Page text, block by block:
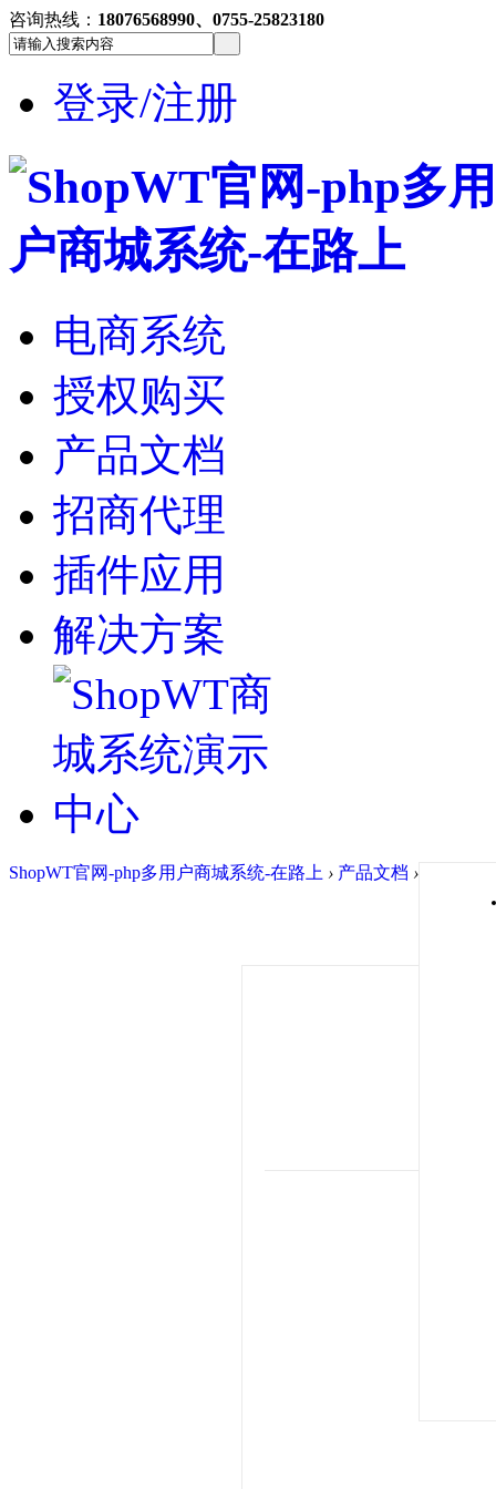
咨询热线： 18076568990、0755-25823180
登录/注册
电商系统
授权购买
产品文档
招商代理
插件应用
解决方案
ShopWT官网-php多用户商城系统-在路上 › 产品文档 ›